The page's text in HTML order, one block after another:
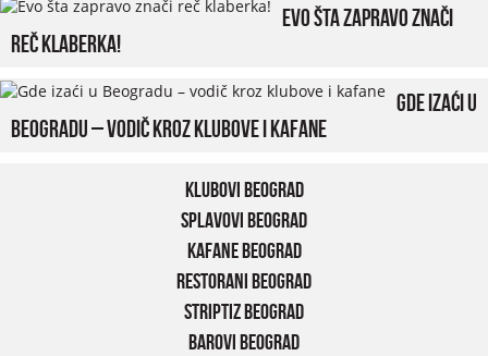
Evo šta zapravo znači
reč klaberka!
Gde izaći u
Beogradu – vodič kroz klubove i kafane
Klubovi Beograd
Splavovi Beograd
Kafane Beograd
Restorani Beograd
Striptiz Beograd
Barovi Beograd